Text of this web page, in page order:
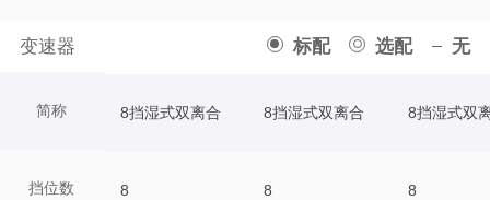
变速器 标配 选配 无
简称
挡位数
8挡湿式双离合 8挡湿式双离合 8挡湿式双
8 8 8